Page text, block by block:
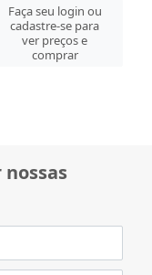
Faça seu login ou
cadastre-se para
ver preços e
comprar